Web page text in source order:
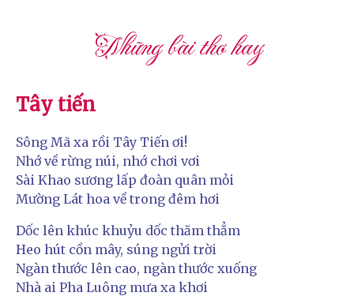
Những bài thơ hay
Tây tiến
Sông Mã xa rồi Tây Tiến ơi!
Nhớ về rừng núi, nhớ chơi vơi
Sài Khao sương lấp đoàn quân mỏi
Mường Lát hoa về trong đêm hơi
Dốc lên khúc khuỷu dốc thăm thẳm
Heo hút cồn mây, súng ngửi trời
Ngàn thước lên cao, ngàn thước xuống
Nhà ai Pha Luông mưa xa khơi